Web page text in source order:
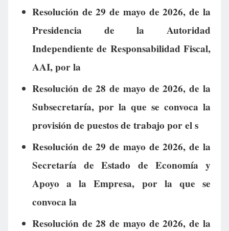
Resolución de 29 de mayo de 2026, de la
Presidencia de la Autoridad
Independiente de Responsabilidad Fiscal,
AAI, por la
Resolución de 28 de mayo de 2026, de la
Subsecretaría, por la que se convoca la
provisión de puestos de trabajo por el s
Resolución de 29 de mayo de 2026, de la
Secretaría de Estado de Economía y
Apoyo a la Empresa, por la que se
convoca la
Resolución de 28 de mayo de 2026, de la